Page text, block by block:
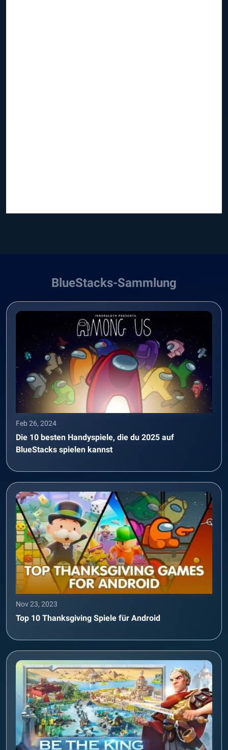
BlueStacks-Sammlung
Feb 26, 2024
Die 10 besten Handyspiele, die du 2025 auf
BlueStacks spielen kannst
Nov 23, 2023
Top 10 Thanksgiving Spiele für Android